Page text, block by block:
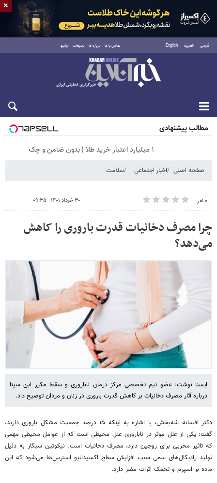
فارسی العربية English تماس با ما درباره ما تبلیغات آرشیو
جمعه ۱۶ مرداد ۱۴۰۵
مطالب پیشنهادی
۱ میلیارد اعتبار خرید طلا | بدون ضامن و چک
صفحه اصلی اخبار اجتماعی سلامت
۰ نفر ۳۰ خرداد ۱۴۰۱ - ۰۹:۳۵
چرا مصرف دخانیات قدرت باروری را کاهش
می‌دهد؟
ایسنا نوشت: عضو تیم تخصصی مرکز درمان ناباروری و سقط مکرر ابن سینا
درباره آثار مصرف دخانیات بر کاهش قدرت باروری در زنان و مردان توضیح داد.
دکتر افسانه شه‌بخش، با اشاره به اینکه ۱۵ درصد جمعیت مشکل باروری دارند،
گفت: یکی از علل موثر در ناباروری علل محیطی است که از عوامل محیطی مهمی
که تاثیر مخربی برای زوجین دارد، مصرف دخانیات است. نیکوتین سیگار به دلیل
تولید رادیکال‌های سمی سبب افزایش سطح اکسیداتیو استرس‌ها می‌شود که این
ماده بر اسپرم و تخمک اثرات مضر دارد.
×